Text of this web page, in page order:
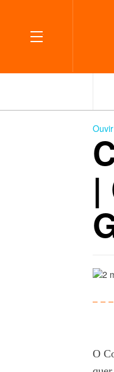
OFF CANVAS
Ouvir
|
O